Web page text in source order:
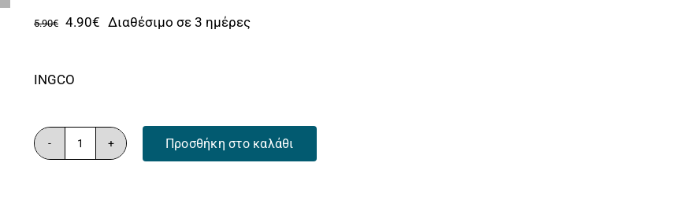
5.90€ Original
4.90€ ΗΔιαθέσιμο σε 3 ημέρες
INGCO
Φύλλα
Προσθήκη στο καλάθι